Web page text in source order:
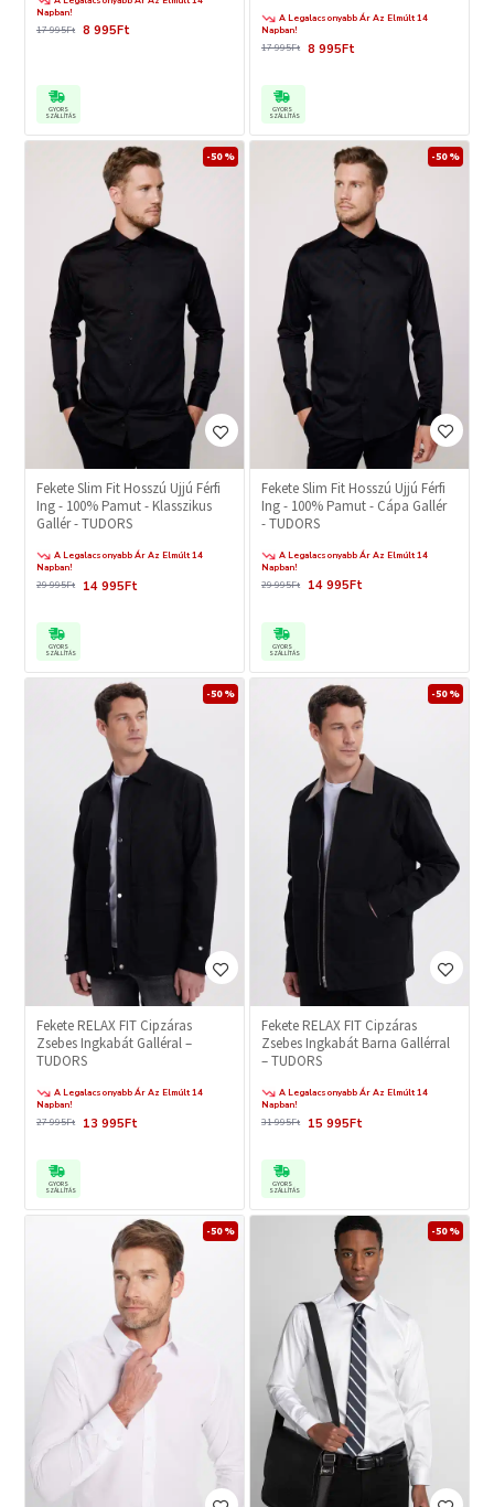
Napban!
8 995Ft
17 995Ft
GYORS
SZÁLLÍTÁS
A Legalacsonyabb Ár Az Elmúlt 14
Napban!
8 995Ft
17 995Ft
GYORS
SZÁLLÍTÁS
-50 %
Fekete Slim Fit Hosszú Ujjú Férfi
Ing - 100% Pamut - Klasszikus
Gallér - TUDORS
A Legalacsonyabb Ár Az Elmúlt 14
Napban!
14 995Ft
29 995Ft
GYORS
SZÁLLÍTÁS
-50 %
Fekete Slim Fit Hosszú Ujjú Férfi
Ing - 100% Pamut - Cápa Gallér
- TUDORS
A Legalacsonyabb Ár Az Elmúlt 14
Napban!
14 995Ft
29 995Ft
GYORS
SZÁLLÍTÁS
-50 %
Fekete RELAX FIT Cipzáras
Zsebes Ingkabát Galléral –
TUDORS
A Legalacsonyabb Ár Az Elmúlt 14
Napban!
13 995Ft
27 995Ft
GYORS
SZÁLLÍTÁS
-50 %
Fekete RELAX FIT Cipzáras
Zsebes Ingkabát Barna Gallérral
– TUDORS
A Legalacsonyabb Ár Az Elmúlt 14
Napban!
15 995Ft
31 995Ft
GYORS
SZÁLLÍTÁS
-50 % -50 %